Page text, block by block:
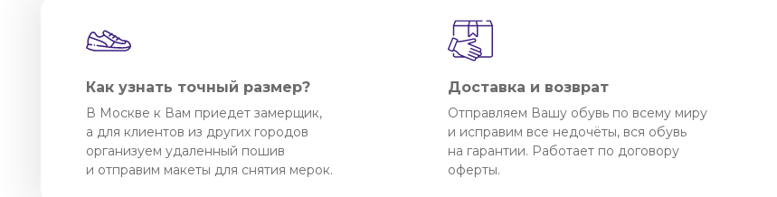
Доставка и возврат
В Москве к Вам приедет замерщик,
а для клиентов из других городов
организуем удаленный пошив
и отправим макеты для снятия мерок.
Как узнать точный размер?
Отправляем Вашу обувь по всему миру
и исправим все недочёты, вся обувь
на гарантии. Работает по договору
оферты.